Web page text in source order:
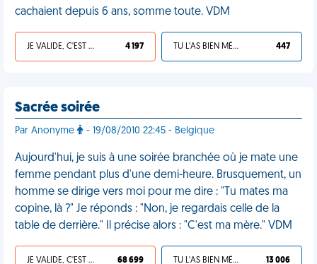
cachaient depuis 6 ans, somme toute. VDM
JE VALIDE, C'EST UNE VDM 4 197 TU L'AS BIEN MÉRITÉ 447
Sacrée soirée
Par Anonyme - 19/08/2010 22:45 - Belgique
Aujourd'hui, je suis à une soirée branchée où je mate une
femme pendant plus d'une demi-heure. Brusquement, un
homme se dirige vers moi pour me dire : "Tu mates ma
copine, là ?" Je réponds : "Non, je regardais celle de la
table de derrière." Il précise alors : "C'est ma mère." VDM
JE VALIDE, C'EST UNE VDM 68 699 TU L'AS BIEN MÉRITÉ 13 006